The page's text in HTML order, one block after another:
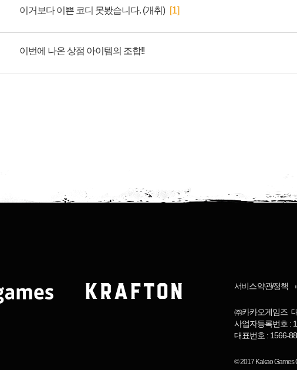
이거보다 이쁜 코디 못봤습니다. (개취) [1]
이번에 나온 상점 아이템의 조합!!
서비스 약관/정책
㈜카카오게임즈
사업자등록번호 :
대표번호 : 1566-
© 2017 Kakao Games